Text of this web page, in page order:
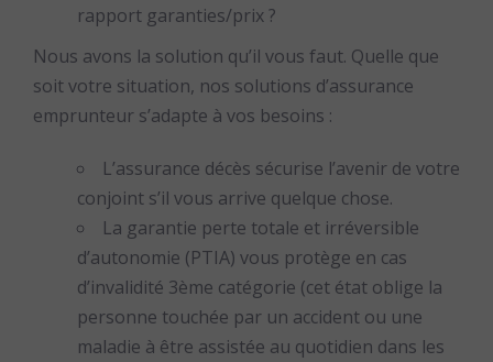
rapport garanties/prix ?
Nous avons la solution qu’il vous faut. Quelle que
soit votre situation, nos solutions d’assurance
emprunteur s’adapte à vos besoins :
L’assurance décès sécurise l’avenir de votre
conjoint s’il vous arrive quelque chose.
La garantie perte totale et irréversible
d’autonomie (PTIA) vous protège en cas
d’invalidité 3ème catégorie (cet état oblige la
personne touchée par un accident ou une
maladie à être assistée au quotidien dans les